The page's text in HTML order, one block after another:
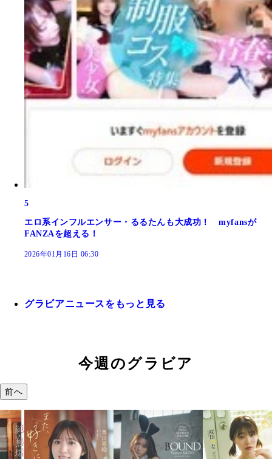
5
エロ系インフルエンサー・るるたんも大成功！ myfansが
FANZAを超える！
2026年01月16日 06:30
グラビアニュースをもっと見る
今週のグラビア
前へ